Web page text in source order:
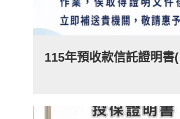
115年預收款信託證明書